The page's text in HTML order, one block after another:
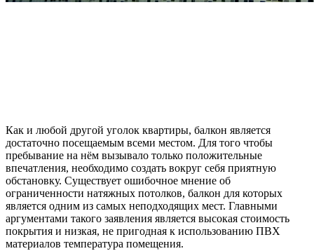
Как и любой другой уголок квартиры, балкон является
достаточно посещаемым всеми местом. Для того чтобы
пребывание на нём вызывало только положительные
впечатления, необходимо создать вокруг себя приятную
обстановку. Существует ошибочное мнение об
ограниченности натяжных потолков, балкон для которых
является одним из самых неподходящих мест. Главными
аргументами такого заявления является высокая стоимость
покрытия и низкая, не пригодная к использованию ПВХ
материалов температура помещения.